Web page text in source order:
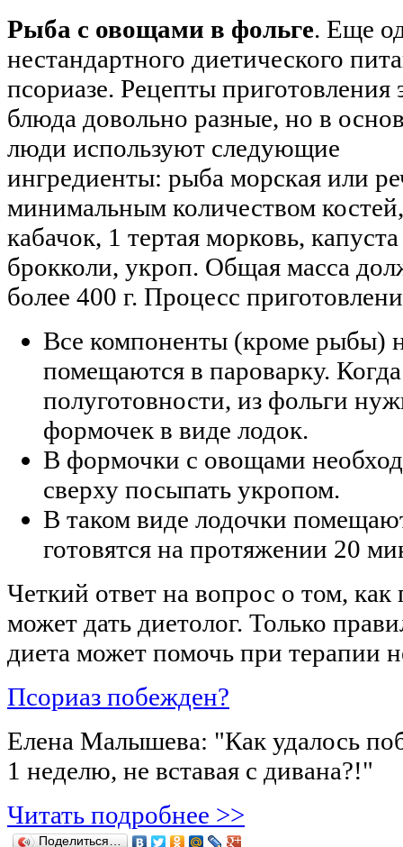
Рыба с овощами в фольге. Еще
нестандартного диетического
псориазе. Рецепты приготовления
блюда довольно разные, но в
люди используют следующие
ингредиенты: рыба морская или
минимальным количеством
кабачок, 1 тертая морковь,
брокколи, укроп. Общая масса
более 400 г. Процесс
Все компоненты (кроме рыбы)
помещаются в пароварку.
полуготовности, из фольги
формочек в виде лодок.
В формочки с овощами
сверху посыпать укропом.
В таком виде лодочки
готовятся на протяжении 20
Четкий ответ на вопрос о том, как
может дать диетолог. Только
диета может помочь при терапии
Псориаз побежден?
Елена Малышева: "Как удалось
1 неделю, не вставая с дивана?!"
Читать подробнее >>
Поделиться…